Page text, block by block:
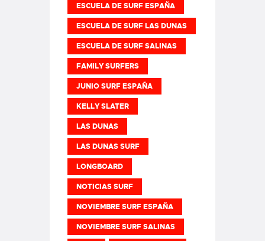
ESCUELA DE SURF ESPAÑA
ESCUELA DE SURF LAS DUNAS
ESCUELA DE SURF SALINAS
FAMILY SURFERS
JUNIO SURF ESPAÑA
KELLY SLATER
LAS DUNAS
LAS DUNAS SURF
LONGBOARD
NOTICIAS SURF
NOVIEMBRE SURF ESPAÑA
NOVIEMBRE SURF SALINAS